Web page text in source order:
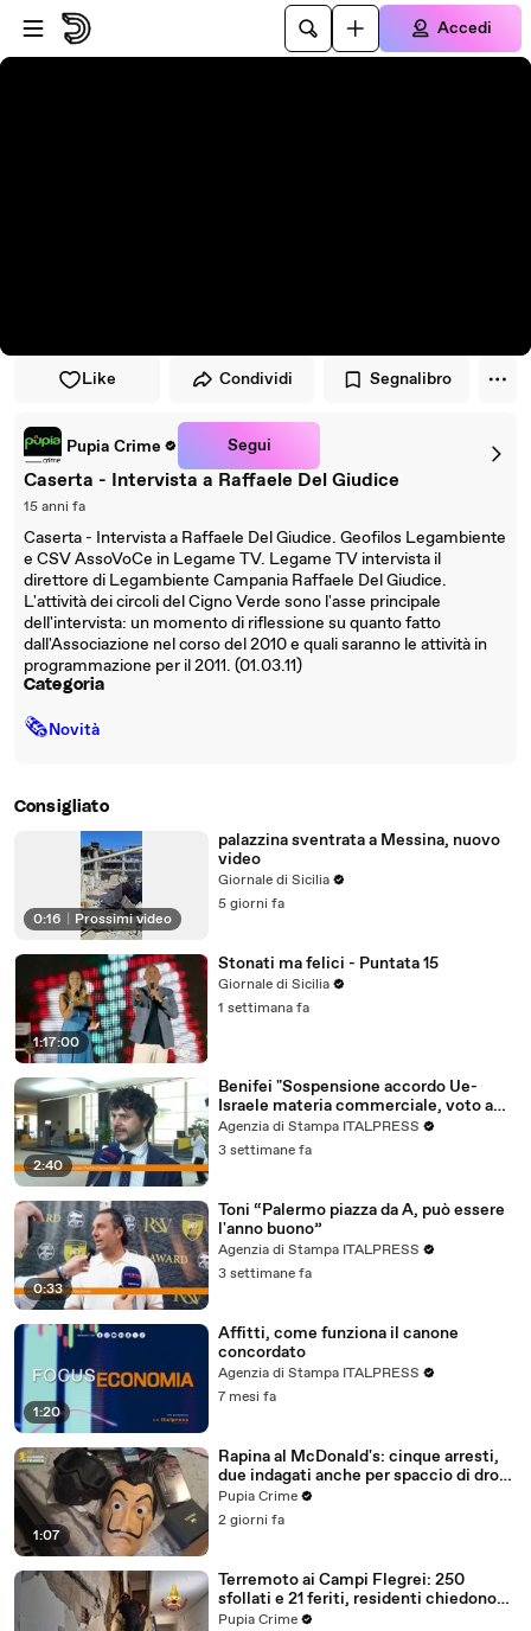
Vai al lettore
Passa al contenuto principale
Accedi
Like Condividi Segnalibro
Pupia Crime Segui
Caserta - Intervista a Raffaele Del Giudice
15 anni fa
Caserta - Intervista a Raffaele Del Giudice. Geofilos Legambiente
e CSV AssoVoCe in Legame TV. Legame TV intervista il
direttore di Legambiente Campania Raffaele Del Giudice.
L'attività dei circoli del Cigno Verde sono l'asse principale
dell'intervista: un momento di riflessione su quanto fatto
dall'Associazione nel corso del 2010 e quali saranno le attività in
programmazione per il 2011. (01.03.11)
Categoria
🗞Novità
Consigliato
0:16 Prossimi video
palazzina sventrata a Messina, nuovo
video
Giornale di Sicilia
5 giorni fa
1:17:00
Stonati ma felici - Puntata 15
Giornale di Sicilia
1 settimana fa
2:40
Benifei "Sospensione accordo Ue-
Israele materia commerciale, voto a
maggioranza"
Agenzia di Stampa ITALPRESS
3 settimane fa
0:33
Toni “Palermo piazza da A, può essere
l'anno buono”
Agenzia di Stampa ITALPRESS
3 settimane fa
1:20
Affitti, come funziona il canone
concordato
Agenzia di Stampa ITALPRESS
7 mesi fa
1:07
Rapina al McDonald's: cinque arresti,
due indagati anche per spaccio di droga
(03.08.26)
Pupia Crime
2 giorni fa
Terremoto ai Campi Flegrei: 250
sfollati e 21 feriti, residenti chiedono
certezze sul futuro (01.08.26)
Pupia Crime